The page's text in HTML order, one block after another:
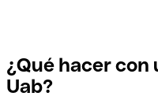
¿Qué hacer con
Uab?